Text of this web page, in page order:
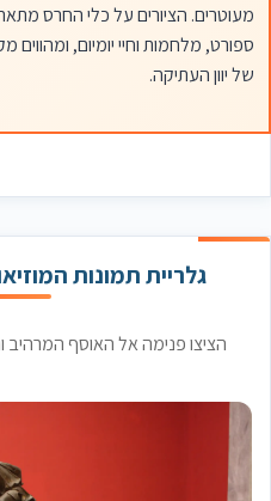
מעוטרים. הציורים על כלי החרס
ספורט, מלחמות וחיי יומיום,
של יוון העתיקה.
גלריית תמונות
הציצו פנימה אל האוסף המרהיב